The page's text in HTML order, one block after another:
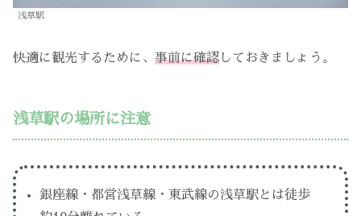
浅草駅
快適に観光するために、 事前に確認 しておきましょう。
浅草駅の場所に注意
銀座線・都営浅草線・東武線の浅草駅とは徒歩